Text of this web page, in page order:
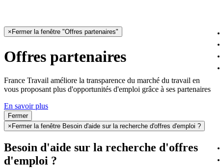
× Fermer la fenêtre "Offres partenaires"
Offres partenaires
France Travail améliore la transparence du marché du travail en
vous proposant plus d'opportunités d'emploi grâce à ses partenaires
En savoir plus
Fermer
× Fermer la fenêtre Besoin d'aide sur la recherche d'offres d'emploi ?
Besoin d'aide sur la recherche d'offres
d'emploi ?